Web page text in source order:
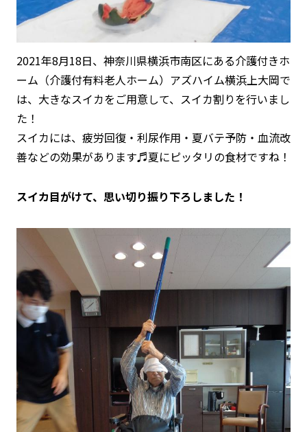
2021年8月18日、神奈川県横浜市南区にある介護付きホ
ーム（介護付有料老人ホーム）アズハイム横浜上大岡で
は、大きなスイカをご用意して、スイカ割りを行いまし
た！
スイカには、疲労回復・利尿作用・夏バテ予防・血流改
善などの効果があります♬夏にピッタリの食材ですね！
スイカ目がけて、思い切り振り下ろしました！